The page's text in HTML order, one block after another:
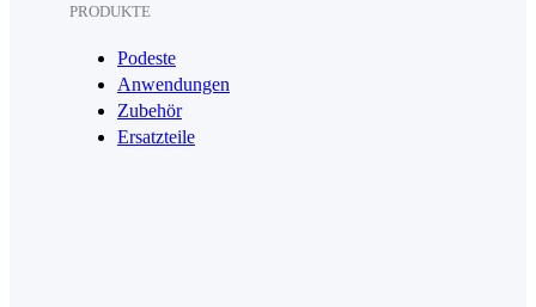
PRODUKTE
Podeste
Anwendungen
Zubehör
Ersatzteile